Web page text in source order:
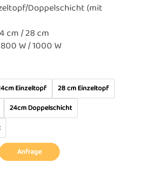
Doppelschicht (mit
cm / 28 cm
W / 1000 W
Einzeltopf
28 cm Einzeltopf
24cm Doppelschicht
Anfrage